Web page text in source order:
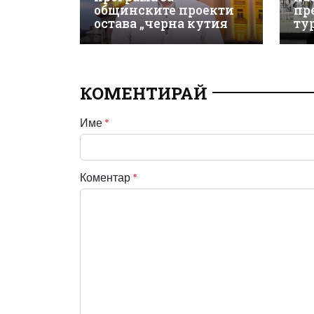
общинските проекти
остава „черна кутия
КОМЕНТИРАЙ
Име *
Коментар *